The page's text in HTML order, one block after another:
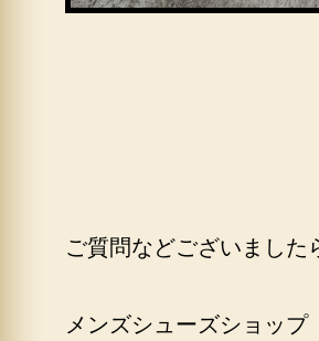
ご質問などございまし
メンズシューズショップ